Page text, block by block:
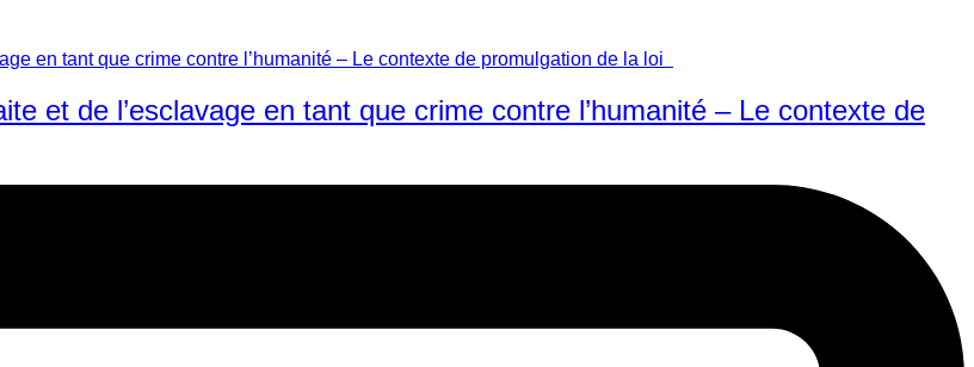
et de l’esclavage en tant que crime contre l’humanité – Le contexte de